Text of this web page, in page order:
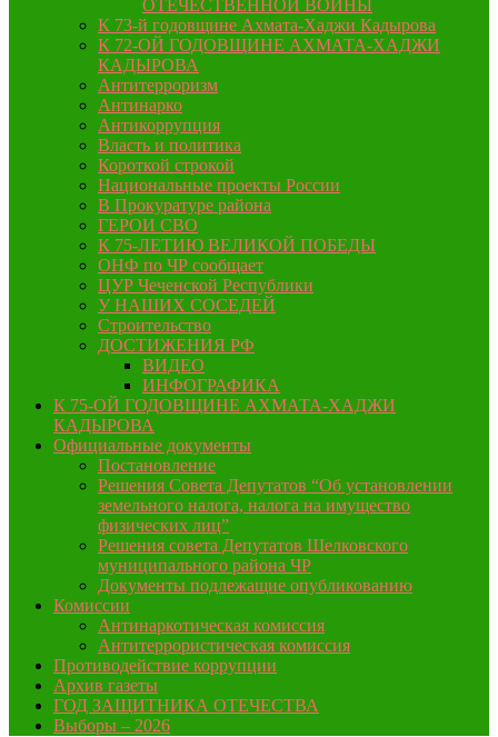
ОТЕЧЕСТВЕННОЙ ВОЙНЫ
К 73-й годовщине Ахмата-Хаджи Кадырова
К 72-ОЙ ГОДОВЩИНЕ АХМАТА-ХАДЖИ
КАДЫРОВА
Антитерроризм
Антинарко
Антикоррупция
Власть и политика
Короткой строкой
Национальные проекты России
В Прокуратуре района
ГЕРОИ СВО
К 75-ЛЕТИЮ ВЕЛИКОЙ ПОБЕДЫ
ОНФ по ЧР сообщает
ЦУР Чеченской Республики
У НАШИХ СОСЕДЕЙ
Строительство
ДОСТИЖЕНИЯ РФ
ВИДЕО
ИНФОГРАФИКА
К 75-ОЙ ГОДОВЩИНЕ АХМАТА-ХАДЖИ
КАДЫРОВА
Официальные документы
Постановление
Решения Совета Депутатов “Об установлении
земельного налога, налога на имущество
физических лиц”
Решения совета Депутатов Шелковского
муниципального района ЧР
Документы подлежащие опубликованию
Комиссии
Антинаркотическая комиссия
Антитеррористическая комиссия
Противодействие коррупции
Архив газеты
ГОД ЗАЩИТНИКА ОТЕЧЕСТВА
Выборы – 2026